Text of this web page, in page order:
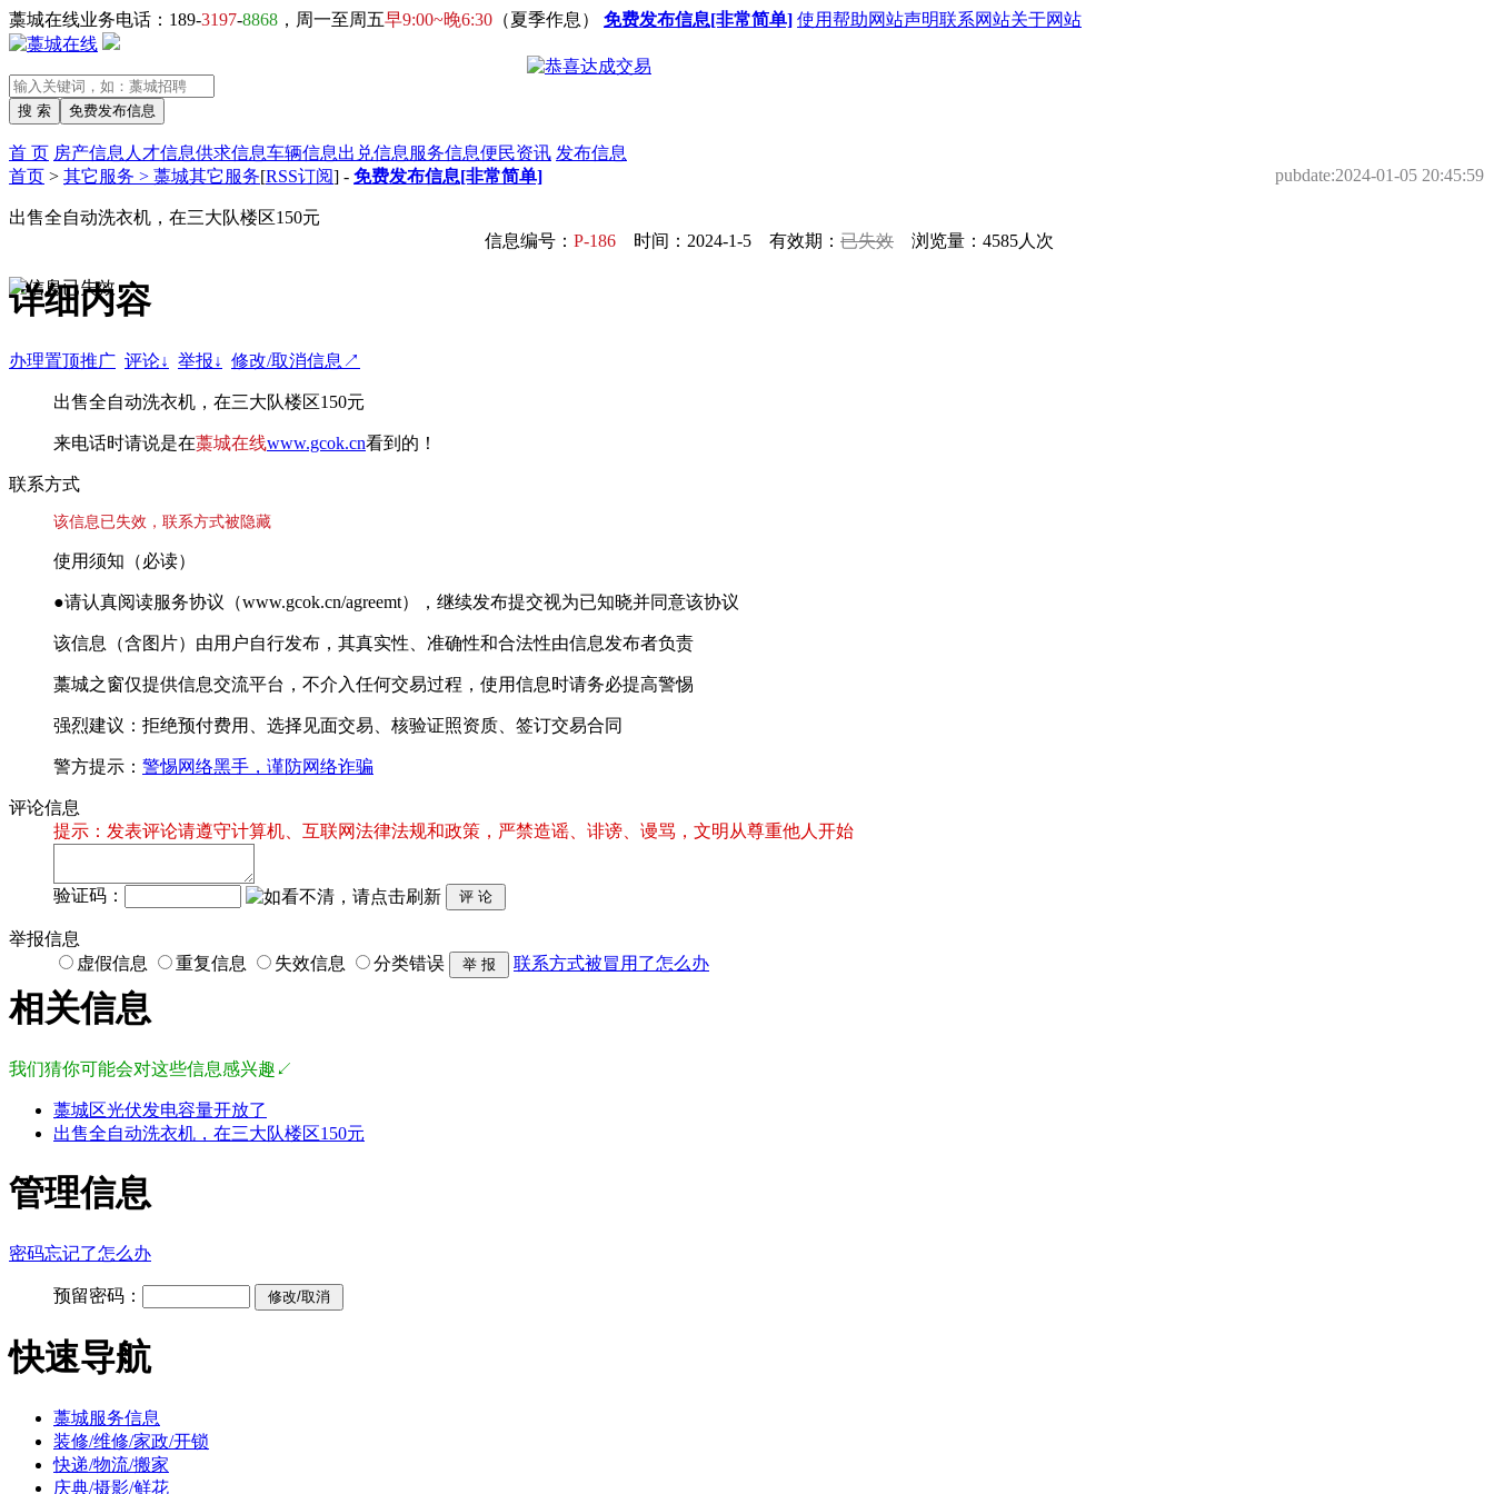
藁城在线业务电话：189-3197-8868 ，周一至周五早9:00~晚6:30 （夏季作息） 免费发布信息[非常简单] 使用帮助网站声明联系网站关于网站
首 页 房产信息 人才信息供求信息车辆信息出兑信息 服务信息便民资讯 发布信息
首页 > 其它服务 > 藁城其它服务[RSS订阅] - 免费发布信息[非常简单] pubdate:2024-01-05 20:45:59
出售全自动洗衣机，在三大队楼区150元
信息编号： P-186 时间：2024-1-5 有效期： 已失效 浏览量：4585人次
详细内容
办理置顶推广 评论↓ 举报↓ 修改/取消信息↗
出售全自动洗衣机，在三大队楼区150元
来电话时请说是在藁城在线www.gcok.cn看到的！
联系方式
该信息已失效，联系方式被隐藏
使用须知（必读）
●请认真阅读服务协议（www.gcok.cn/agreemt），继续发布提交视为已知晓并同意该协议
该信息（含图片）由用户自行发布，其真实性、准确性和合法性由信息发布者负责
藁城之窗仅提供信息交流平台，不介入任何交易过程，使用信息时请务必提高警惕
强烈建议：拒绝预付费用、选择见面交易、核验证照资质、签订交易合同
警方提示： 警惕网络黑手，谨防网络诈骗
评论信息
提示：发表评论请遵守计算机、互联网法律法规和政策，严禁造谣、诽谤、谩骂，文明从尊重他人开始
验证码：
举报信息
虚假信息
重复信息 失效信息 分类错误 联系方式被冒用了怎么办
相关信息
我们猜你可能会对这些信息感兴趣↙
藁城区光伏发电容量开放了
出售全自动洗衣机，在三大队楼区150元
管理信息
密码忘记了怎么办
预留密码：
快速导航
藁城服务信息
装修/维修/家政/开锁
快递/物流/搬家
庆典/摄影/鲜花